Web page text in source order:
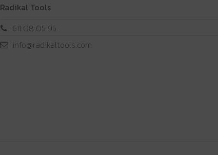
Radikal Tools
611 08 05 95
info@radikaltools.com